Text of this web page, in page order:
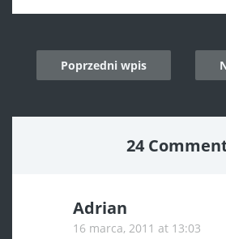
Post
navigation
Poprzedni wpis
24
Adrian
16 marca, 2011 at 13:03